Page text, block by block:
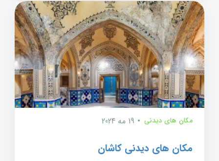
مکان های دیدنی 19 مه 2024
مکان های دیدنی کاشان